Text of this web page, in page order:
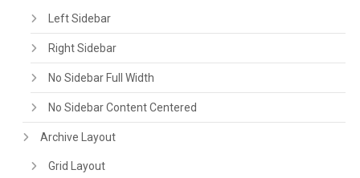
Left Sidebar
Right Sidebar
No Sidebar Full Width
No Sidebar Content Centered
Archive Layout
Grid Layout